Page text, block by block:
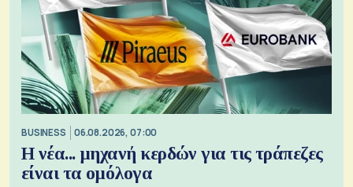
BUSINESS 06.08.2026, 07:00
Η νέα... μηχανή κερδών για τις τράπεζες
είναι τα ομόλογα